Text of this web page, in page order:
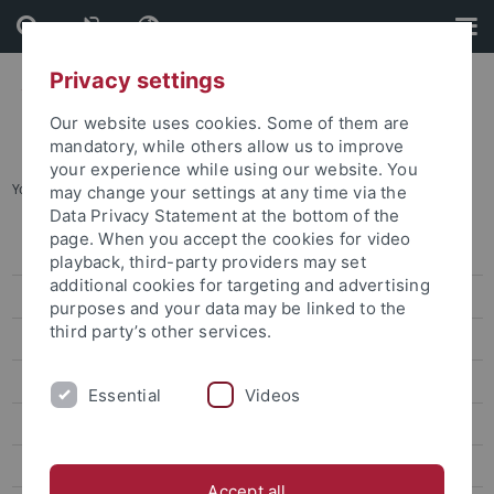
Skip
to
content
Skip
to
footer
You are here: Startseite ... Im Studium
Zentrale Studienberatung
Studienfachberatung
Beratung für internationale Studierende
Lehramtsstudium
Schwierigkeiten im Studienverlauf
Privacy settings
Our website uses cookies. Some of them are
mandatory, while others allow us to improve
your experience while using our website. You
may change your settings at any time via the
Data Privacy Statement at the bottom of the
page. When you accept the cookies for video
playback, third-party providers may set
additional cookies for targeting and advertising
purposes and your data may be linked to the
third party’s other services.
Essential Videos